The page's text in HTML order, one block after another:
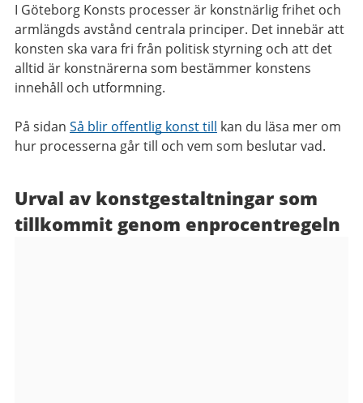
I Göteborg Konsts processer är konstnärlig frihet och
armlängds avstånd centrala principer. Det innebär att
konsten ska vara fri från politisk styrning och att det
alltid är konstnärerna som bestämmer konstens
innehåll och utformning.
På sidan Så blir offentlig konst till kan du läsa mer om
hur processerna går till och vem som beslutar vad.
Urval av konstgestaltningar som
tillkommit genom enprocentregeln